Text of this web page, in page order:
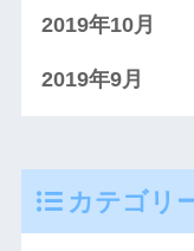
2019年10月
2019年9月
カテゴリ